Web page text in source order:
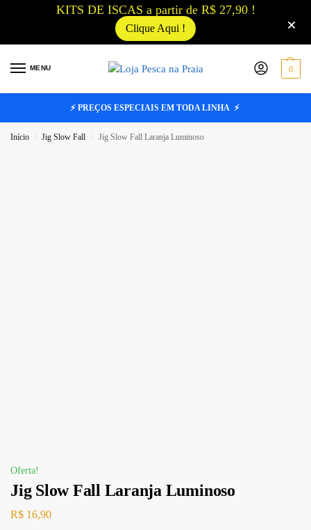
KITS DE ISCAS a partir de R$ 27,90 !
Clique Aqui !
MENU 0
⚡ PREÇOS ESPECIAIS EM TODA LINHA ⚡
Início / Jig Slow Fall / Jig Slow Fall Laranja Luminoso
Oferta!
Jig Slow Fall Laranja Luminoso
R$ 16,90